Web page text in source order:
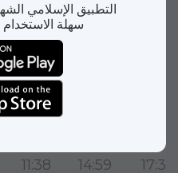
11:39 15:00
11:39
11:39
11:38 14:59 17:32
التطبيق الإسلامي
سهلة الاستخدام